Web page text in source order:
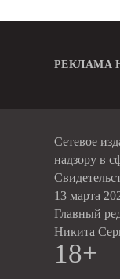
РЕКЛАМА
Сетевое
надзору в
13 марта
Главный
Никита
18+